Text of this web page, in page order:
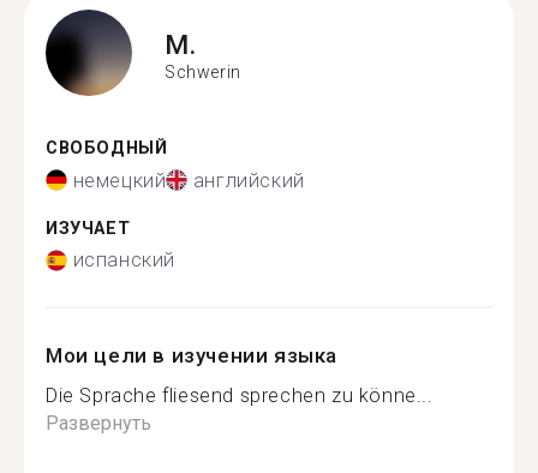
M.
Schwerin
СВОБОДНЫЙ
немецкий английский
ИЗУЧАЕТ
испанский
Мои цели в изучении языка
Die Sprache fliesend sprechen zu könne...
Развернуть